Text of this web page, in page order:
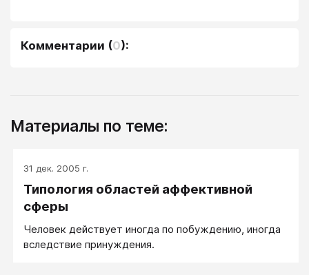
Комментарии (0):
Материалы по теме:
31 дек. 2005 г.
Типология областей аффективной
сферы
Человек действует иногда по побуждению, иногда
вследствие принуждения.